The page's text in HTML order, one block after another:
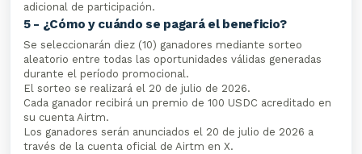
adicional de participación.
5 - ¿Cómo y cuándo se pagará el beneficio?
Se seleccionarán diez (10) ganadores mediante sorteo
aleatorio entre todas las oportunidades válidas generadas
durante el período promocional.
El sorteo se realizará el 20 de julio de 2026.
Cada ganador recibirá un premio de 100 USDC acreditado en
su cuenta Airtm.
Los ganadores serán anunciados el 20 de julio de 2026 a
través de la cuenta oficial de Airtm en X.